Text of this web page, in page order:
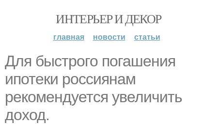
ИНТЕРЬЕР И ДЕКОР
главная новости статьи
Для быстрого погашения
ипотеки россиянам
рекомендуется увеличить
доход.